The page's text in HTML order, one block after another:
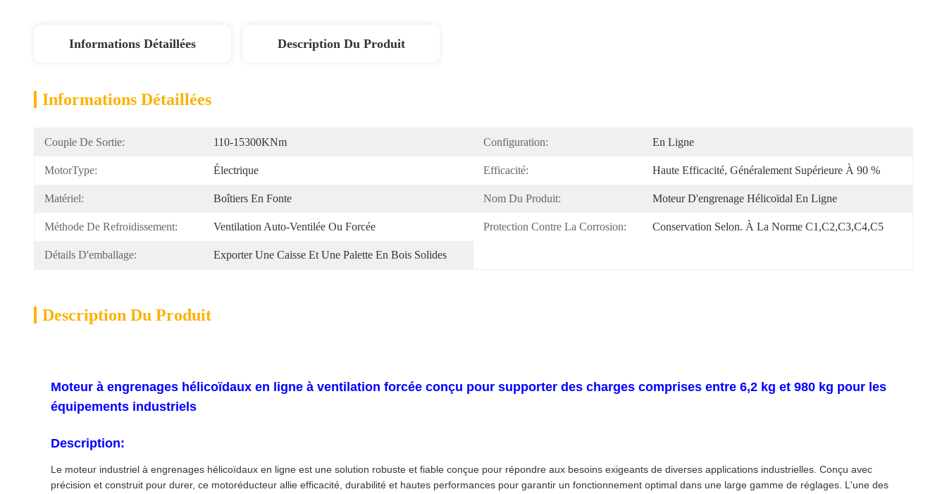
Informations Détaillées Description Du Produit
Informations Détaillées
Couple De Sortie: 110-15300KNm Configuration: En Ligne
MotorType: Électrique Efficacité: Haute Efficacité, Généralement Supérieure À 90 %
Matériel: Boîtiers En Fonte Nom Du Produit: Moteur D'engrenage Hélicoïdal En Ligne
Méthode De Refroidissement: Ventilation Auto-Ventilée Ou Forcée Protection Contre La Corrosion: Conservation Selon. À La Norme C1,C2,C3,C4,C5
Détails D'emballage: Exporter Une Caisse Et Une Palette En Bois Solides
Description Du Produit
Moteur à engrenages hélicoïdaux en ligne à ventilation forcée conçu pour supporter des charges comprises entre 6,2 kg et 980 kg pour les
équipements industriels
Description:
Le moteur industriel à engrenages hélicoïdaux en ligne est une solution robuste et fiable conçue pour répondre aux besoins exigeants de diverses applications industrielles. Conçu avec
précision et construit pour durer, ce motoréducteur allie efficacité, durabilité et hautes performances pour garantir un fonctionnement optimal dans une large gamme de réglages. L'une des